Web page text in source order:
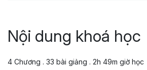
Nội dung khoá học
4 Chương . 33 bài giảng . 2h 49m giờ học